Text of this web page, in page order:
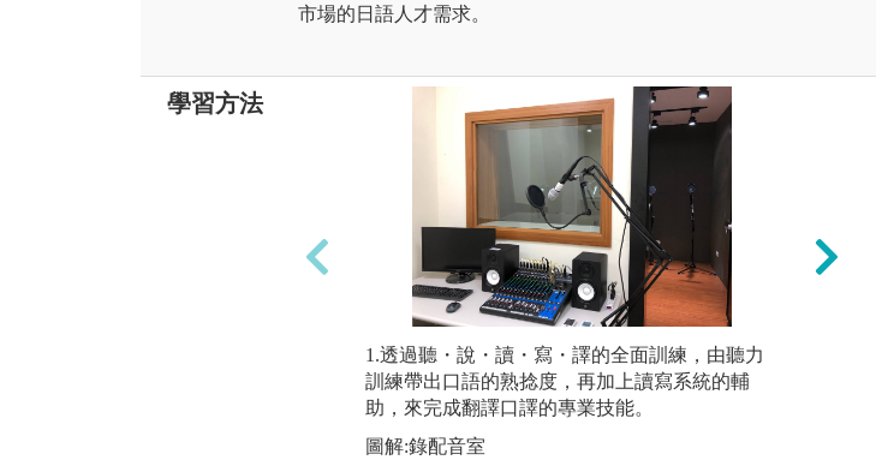
市場的日語人才需求。
學習方法
1.透過聽・說・讀・寫・譯的全面訓練，由聽力
訓練帶出口語的熟捻度，再加上讀寫系統的輔
助，來完成翻譯口譯的專業技能。
圖解:錄配音室